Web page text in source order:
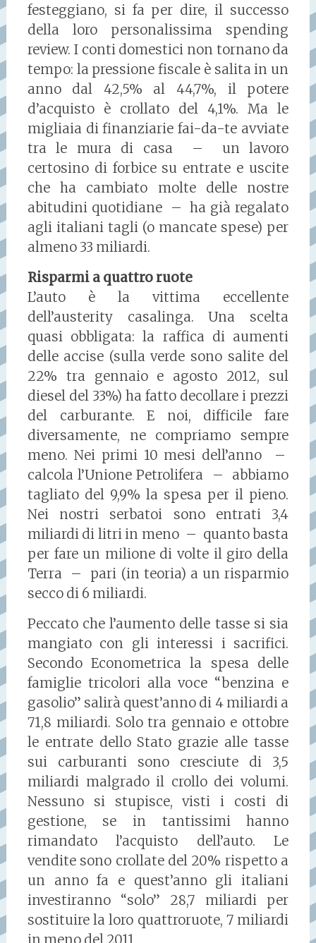
festeggiano, si fa per dire, il successo
della loro personalissima spending
review. I conti domestici non tornano da
tempo: la pressione fiscale è salita in un
anno dal 42,5% al 44,7%, il potere
d’acquisto è crollato del 4,1%. Ma le
migliaia di finanziarie fai-da-te avviate
tra le mura di casa – un lavoro
certosino di forbice su entrate e uscite
che ha cambiato molte delle nostre
abitudini quotidiane – ha già regalato
agli italiani tagli (o mancate spese) per
almeno 33 miliardi.
Risparmi a quattro ruote
L’auto è la vittima eccellente
dell’austerity casalinga. Una scelta
quasi obbligata: la raffica di aumenti
delle accise (sulla verde sono salite del
22% tra gennaio e agosto 2012, sul
diesel del 33%) ha fatto decollare i prezzi
del carburante. E noi, difficile fare
diversamente, ne compriamo sempre
meno. Nei primi 10 mesi dell’anno –
calcola l’Unione Petrolifera – abbiamo
tagliato del 9,9% la spesa per il pieno.
Nei nostri serbatoi sono entrati 3,4
miliardi di litri in meno – quanto basta
per fare un milione di volte il giro della
Terra – pari (in teoria) a un risparmio
secco di 6 miliardi.
Peccato che l’aumento delle tasse si sia
mangiato con gli interessi i sacrifici.
Secondo Econometrica la spesa delle
famiglie tricolori alla voce “benzina e
gasolio” salirà quest’anno di 4 miliardi a
71,8 miliardi. Solo tra gennaio e ottobre
le entrate dello Stato grazie alle tasse
sui carburanti sono cresciute di 3,5
miliardi malgrado il crollo dei volumi.
Nessuno si stupisce, visti i costi di
gestione, se in tantissimi hanno
rimandato l’acquisto dell’auto. Le
vendite sono crollate del 20% rispetto a
un anno fa e quest’anno gli italiani
investiranno “solo” 28,7 miliardi per
sostituire la loro quattroruote, 7 miliardi